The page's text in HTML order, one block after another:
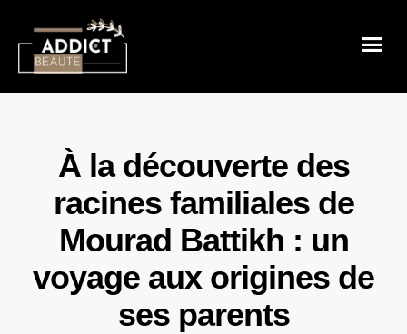
À la découverte des
racines familiales de
Mourad Battikh : un
voyage aux origines de
ses parents